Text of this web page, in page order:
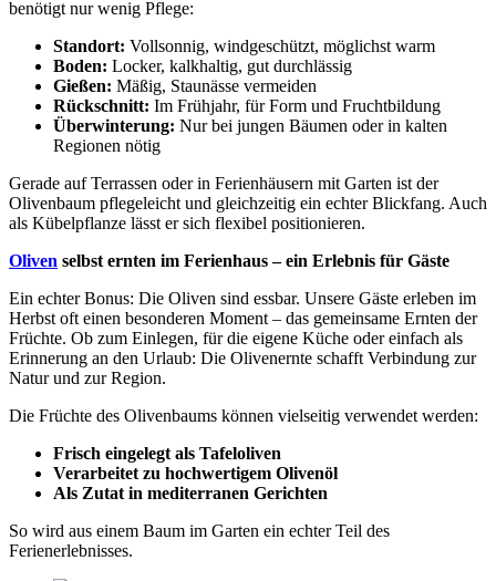
benötigt nur wenig Pflege:
Standort: Vollsonnig, windgeschützt, möglichst warm
Boden: Locker, kalkhaltig, gut durchlässig
Gießen: Mäßig, Staunässe vermeiden
Rückschnitt: Im Frühjahr, für Form und Fruchtbildung
Überwinterung: Nur bei jungen Bäumen oder in kalten
Regionen nötig
Gerade auf Terrassen oder in Ferienhäusern mit Garten ist der
Olivenbaum pflegeleicht und gleichzeitig ein echter Blickfang. Auch
als Kübelpflanze lässt er sich flexibel positionieren.
Oliven selbst ernten im Ferienhaus – ein Erlebnis für Gäste
Ein echter Bonus: Die Oliven sind essbar. Unsere Gäste erleben im
Herbst oft einen besonderen Moment – das gemeinsame Ernten der
Früchte. Ob zum Einlegen, für die eigene Küche oder einfach als
Erinnerung an den Urlaub: Die Olivenernte schafft Verbindung zur
Natur und zur Region.
Die Früchte des Olivenbaums können vielseitig verwendet werden:
Frisch eingelegt als Tafeloliven
Verarbeitet zu hochwertigem Olivenöl
Als Zutat in mediterranen Gerichten
So wird aus einem Baum im Garten ein echter Teil des
Ferienerlebnisses.